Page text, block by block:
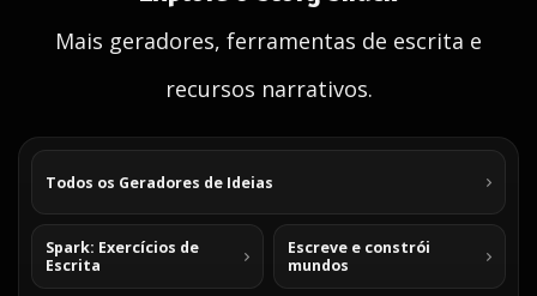
Mais geradores, ferramentas de escrita e
recursos narrativos.
Todos os Geradores de Ideias
Spark: Exercícios de
Escrita
Escreve e constrói
mundos